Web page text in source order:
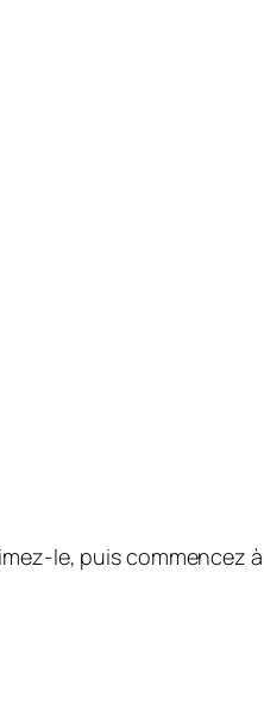
le, puis commencez